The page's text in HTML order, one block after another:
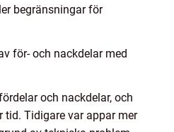
begränsningar för
för- och nackdelar med
och nackdelar, och
tid. Tidigare var appar mer